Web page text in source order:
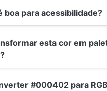
boa para acessibilidade?
esta cor em
#000402 para